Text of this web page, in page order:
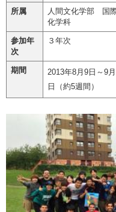
ム
索
所属
人間文化学部 国
化学科
参加年
次
３年次
期間
2013年8月9日～9
日（約5週間）